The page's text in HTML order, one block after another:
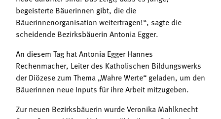
begeisterte Bäuerinnen gibt, die die
Bäuerinnenorganisation weitertragen!“, sagte die
scheidende Bezirksbäuerin Antonia Egger.
An diesem Tag hat Antonia Egger Hannes
Rechenmacher, Leiter des Katholischen Bildungswerks
der Diözese zum Thema „Wahre Werte“ geladen, um den
Bäuerinnen neue Inputs für ihre Arbeit mitzugeben.
Zur neuen Bezirksbäuerin wurde Veronika Mahlknecht